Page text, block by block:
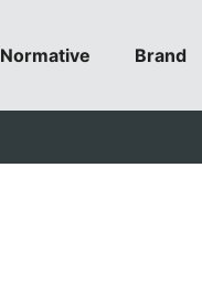
Normative Brand